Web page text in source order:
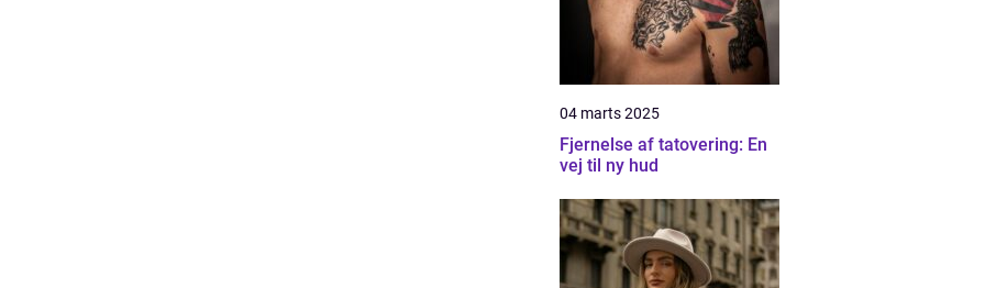
04 marts 2025
Fjernelse af tatovering: En
vej til ny hud